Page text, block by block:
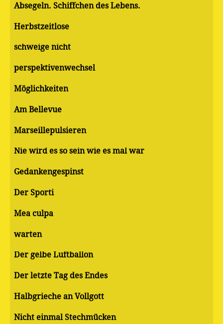
Absegeln. Schiffchen des Lebens.
Herbstzeitlose
schweige nicht
perspektivenwechsel
Möglichkeiten
Am Bellevue
Marseillepulsieren
Nie wird es so sein wie es mal war
Gedankengespinst
Der Sporti
Mea culpa
warten
Der gelbe Luftballon
Der letzte Tag des Endes
Halbgrieche an Vollgott
Nicht einmal Stechmücken